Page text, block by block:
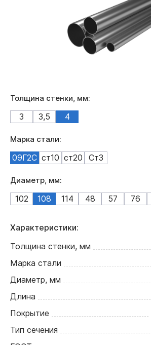
Толщина стенки, мм:
3 3,5 4
Марка стали:
09Г2С ст10 ст20 Ст3
Диаметр, мм:
102 108 114 48 57 76
Характеристики:
Толщина стенки, мм
Марка стали
Диаметр, мм
Длина
Покрытие
Тип сечения